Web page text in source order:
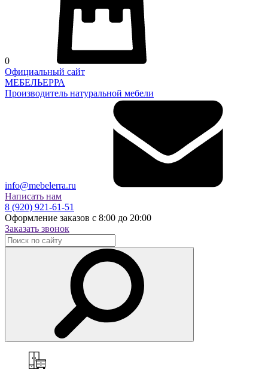
0
Официальный сайт
МЕБЕЛЬЕРРА
Производитель натуральной мебели
info@mebelerra.ru
Написать нам
8 (920) 921-61-51
Оформление заказов с 8:00 до 20:00
Заказать звонок